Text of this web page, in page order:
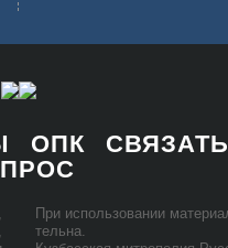
ОПК
При ис­поль­зо­ва­нии
тель­на.